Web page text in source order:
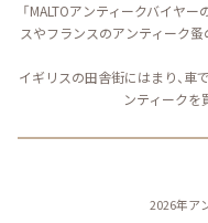
「MALTOアンティークバイヤ
スやフランスのアンティーク
イギリスの田舎街にはまり、
ンティークを
2026年ア